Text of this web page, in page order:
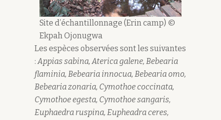
Site d’échantillonnage (Erin camp) ©
Ekpah Ojonugwa
Les espèces observées sont les suivantes
:Appias sabina, Aterica galene, Bebearia
flaminia, Bebearia innocua, Bebearia omo,
Bebearia zonaria, Cymothoe coccinata,
Cymothoe egesta, Cymothoe sangaris,
Euphaedra ruspina, Eupheadra ceres,